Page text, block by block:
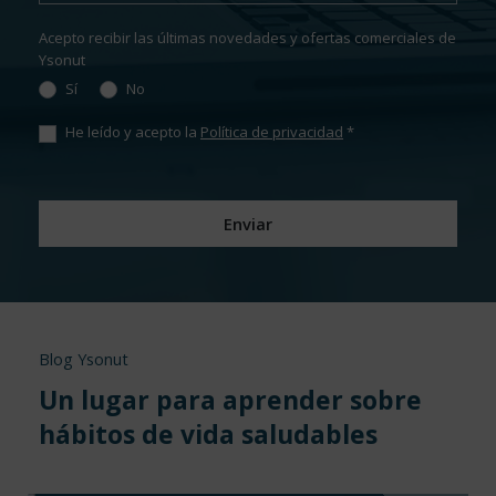
Acepto recibir las últimas novedades y ofertas comerciales de
Ysonut
Sí
No
He leído y acepto la Política de privacidad *
Blog Ysonut
Un lugar para aprender sobre
hábitos de vida saludables